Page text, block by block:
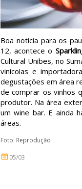
Boa notícia para os
12, acontece o
Cultural Unibes, no
vinícolas e
degustações em área
de comprar os vinhos
produtor. Na área
um wine bar. E ainda
áreas.
Foto: Reprodução
05/03